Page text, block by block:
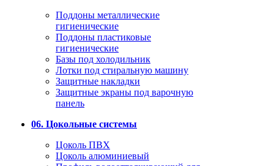
Поддоны металлические
гигиенические
Поддоны пластиковые
гигиенические
Базы под холодильник
Лотки под стиральную машину
Защитные накладки
Защитные экраны под варочную
панель
06. Цокольные системы
Цоколь ПВХ
Цоколь алюминиевый